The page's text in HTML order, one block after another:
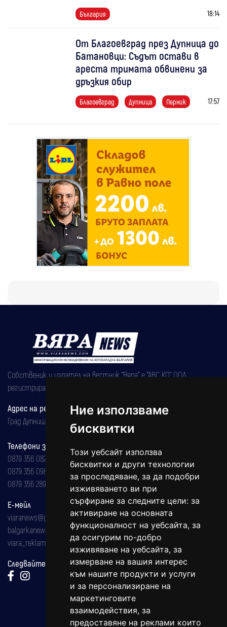
Ние използваме
бисквитки
Този уебсайт използва
бисквитки и други технологии
за проследяване, за да подобри
изживяването ви при
сърфиране за следните цели: за
активиране на основната
функционалност на уебсайта, за
да осигурим по-добро
изживяване на уебсайта, за
измерване на вашия интерес
към нашите продукти и услуги
и за персонализиране на
маркетинговите
взаимодействия, за
предоставяне на реклами които
България 18:14
От Благоевград през Дупница до
Батановци: Съдът остави в
ареста тримата обвинени за
дръзкия обир
Благоевград Дупница Перник 17:57
Собственик и издател на вестник "Вяра" е "АВС КО" ООД,
регистрирана на 08.05.2002 година.
Адрес на редакцията
Град Дупница, ул.''Христо Ботев" 43
Телефони за реклама и абонаменти
0879 356 082
0879 356 098
0879 356 289
Е-мейл
viaranews@gmail.com
balgarkanews@gmail.com
viara_reklama@mail.bg
Следвайте ни: